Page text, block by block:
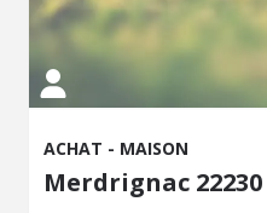
ACHAT - MAISON
Merdrignac 22230